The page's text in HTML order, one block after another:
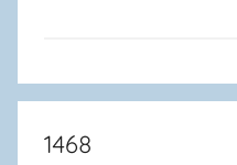
1468